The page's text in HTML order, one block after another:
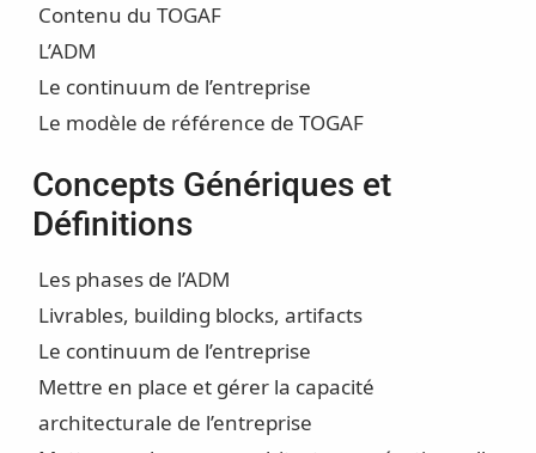
Contenu du TOGAF
L’ADM
Le continuum de l’entreprise
Le modèle de référence de TOGAF
Concepts Génériques et
Définitions
Les phases de l’ADM
Livrables, building blocks, artifacts
Le continuum de l’entreprise
Mettre en place et gérer la capacité
architecturale de l’entreprise